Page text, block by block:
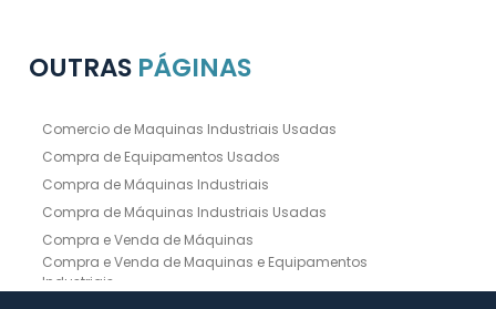
OUTRAS PÁGINAS
Comercio de Maquinas Industriais Usadas
Compra de Equipamentos Usados
Compra de Máquinas Industriais
Compra de Máquinas Industriais Usadas
Compra e Venda de Máquinas
Compra e Venda de Maquinas e Equipamentos
Industriais